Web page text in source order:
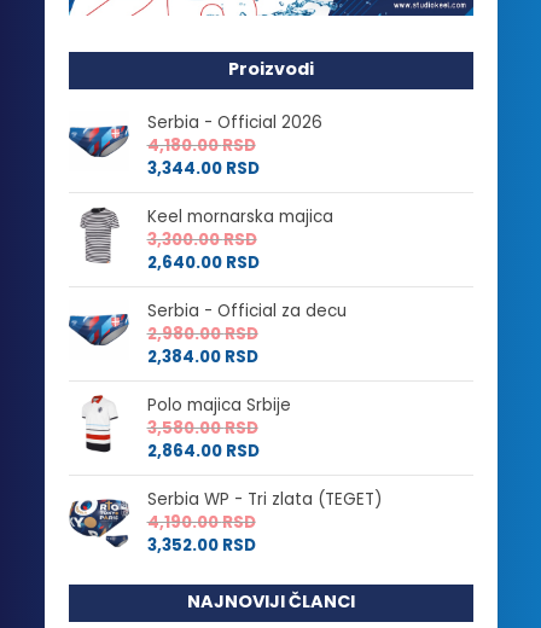
Proizvodi
Serbia - Official 2026
4,180.00RSD
3,344.00 RSD
Keel mornarska majica
3,300.00RSD
2,640.00 RSD
Serbia - Official za decu
2,980.00RSD
2,384.00 RSD
Polo majica Srbije
3,580.00RSD
2,864.00 RSD
Serbia WP - Tri zlata (TEGET)
4,190.00RSD
3,352.00 RSD
NAJNOVIJI ČLANCI